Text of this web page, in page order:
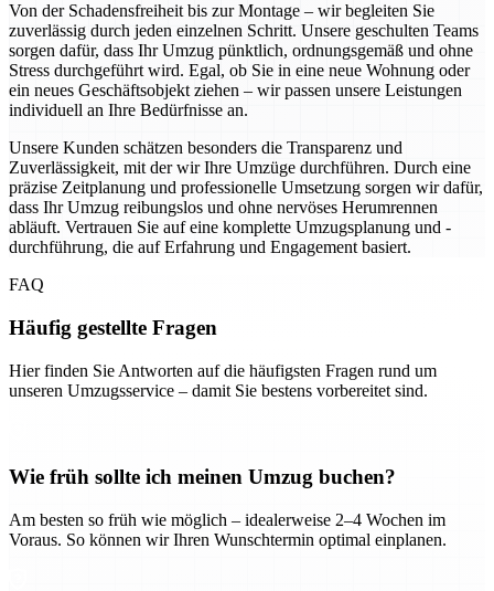
Von der Schadensfreiheit bis zur Montage – wir begleiten Sie
zuverlässig durch jeden einzelnen Schritt. Unsere geschulten Teams
sorgen dafür, dass Ihr Umzug pünktlich, ordnungsgemäß und ohne
Stress durchgeführt wird. Egal, ob Sie in eine neue Wohnung oder
ein neues Geschäftsobjekt ziehen – wir passen unsere Leistungen
individuell an Ihre Bedürfnisse an.
Unsere Kunden schätzen besonders die Transparenz und
Zuverlässigkeit, mit der wir Ihre Umzüge durchführen. Durch eine
präzise Zeitplanung und professionelle Umsetzung sorgen wir dafür,
dass Ihr Umzug reibungslos und ohne nervöses Herumrennen
abläuft. Vertrauen Sie auf eine komplette Umzugsplanung und -
durchführung, die auf Erfahrung und Engagement basiert.
FAQ
Häufig gestellte Fragen
Hier finden Sie Antworten auf die häufigsten Fragen rund um
unseren Umzugsservice – damit Sie bestens vorbereitet sind.
Wie früh sollte ich meinen Umzug buchen?
Am besten so früh wie möglich – idealerweise 2–4 Wochen im
Voraus. So können wir Ihren Wunschtermin optimal einplanen.